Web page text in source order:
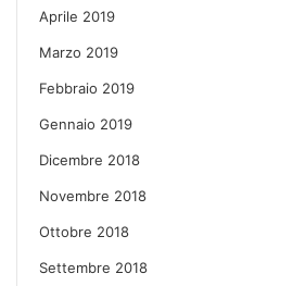
Aprile 2019
Marzo 2019
Febbraio 2019
Gennaio 2019
Dicembre 2018
Novembre 2018
Ottobre 2018
Settembre 2018